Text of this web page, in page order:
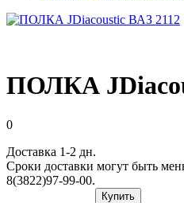
ПОЛКА
0
Доставка 1-2 дн.
Сроки доставки могут быть
8(3822)97-99-00.
Купить